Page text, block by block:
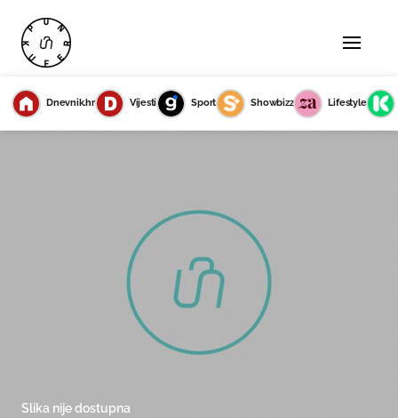
Dnevnik.hr Vijesti Sport Showbizz Lifestyle
Slika nije dostupna